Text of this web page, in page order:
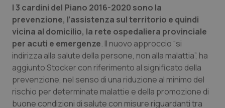
Quotidiano Oncologia
Quotidiano Pediatria
Rene & patologie urogenitali
Salute orale & impianti
I 3 cardini del Piano 2016-2020 sono la
prevenzione, l’assistenza sul territorio e quindi
vicina al domicilio, la rete ospedaliera provinciale
per acuti e emergenze. Il nuovo approccio “si
indirizza alla salute della persone, non alla malattia”, ha
aggiunto Stocker con riferimento al significato della
prevenzione, nel senso di una riduzione al minimo del
rischio per determinate malattie e della promozione di
buone condizioni di salute con misure riguardanti tra